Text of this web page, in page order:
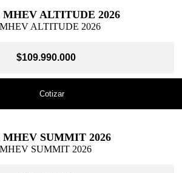
MHEV ALTITUDE 2026
$109.990.000
Cotizar
MHEV SUMMIT 2026